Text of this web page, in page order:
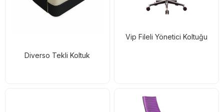
Diverso Tekli Koltuk
Vip Fileli Yönetici Koltuğu